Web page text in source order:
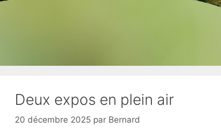
Deux expos en plein air
20 décembre 2025 par Bernard